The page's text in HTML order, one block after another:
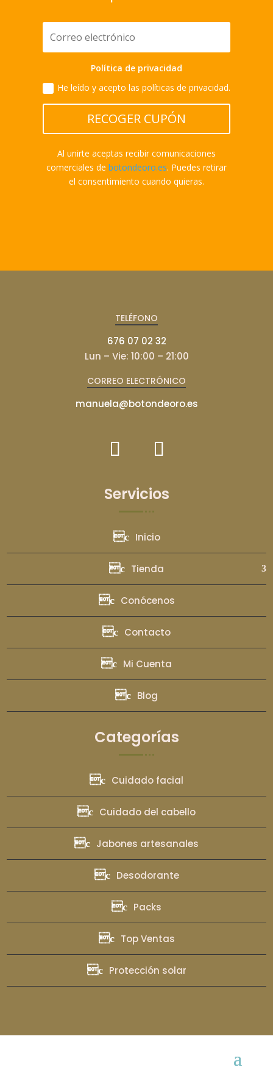
Política de privacidad
He leído y acepto las políticas de privacidad.
RECOGER CUPÓN
Al unirte aceptas recibir comunicaciones
comerciales de botondeoro.es. Puedes retirar
el consentimiento cuando quieras.
TELÉFONO
676 07 02 32
Lun – Vie: 10:00 – 21:00
CORREO ELECTRÓNICO
manuela@botondeoro.es
Servicios
Inicio
Tienda
Conócenos
Contacto
Mi Cuenta
Blog
Categorías
Cuidado facial
Cuidado del cabello
Jabones artesanales
Desodorante
Packs
Top Ventas
Protección solar